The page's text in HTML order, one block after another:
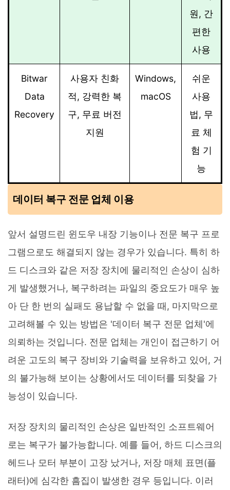
원, 간
편한
사용
Bitwar
Data
Recovery
사용자 친화
적, 강력한 복
구, 무료 버전
지원
Windows,
macOS
쉬운
사용
법, 무
료 체
험 기
능
데이터 복구 전문 업체 이용
앞서 설명드린 윈도우 내장 기능이나 전문 복구 프로
그램으로도 해결되지 않는 경우가 있습니다. 특히 하
드 디스크와 같은 저장 장치에 물리적인 손상이 심하
게 발생했거나, 복구하려는 파일의 중요도가 매우 높
아 단 한 번의 실패도 용납할 수 없을 때, 마지막으로
고려해볼 수 있는 방법은 '데이터 복구 전문 업체'에
의뢰하는 것입니다. 전문 업체는 개인이 접근하기 어
려운 고도의 복구 장비와 기술력을 보유하고 있어, 거
의 불가능해 보이는 상황에서도 데이터를 되찾을 가
능성이 있습니다.
저장 장치의 물리적인 손상은 일반적인 소프트웨어
로는 복구가 불가능합니다. 예를 들어, 하드 디스크의
헤드나 모터 부분이 고장 났거나, 저장 매체 표면(플
래터)에 심각한 흠집이 발생한 경우 등입니다. 이러